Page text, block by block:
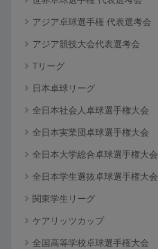
アジア卓球選手権 代表選考会
アジア競技大会代表選考会
Tリーグ
日本卓球リーグ
全日本社会人卓球選手権大会
全日本実業団卓球選手権大会
全日本大学総合卓球選手権大会
全日本学生選抜卓球選手権大会
関東学生リーグ
ケアリッツカップ
全国高等学校卓球選手権大会